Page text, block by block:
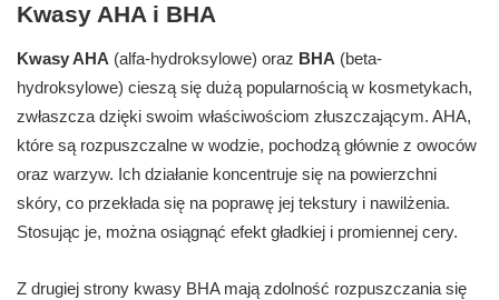
Kwasy AHA i BHA
Kwasy AHA (alfa-hydroksylowe) oraz BHA (beta-
hydroksylowe) cieszą się dużą popularnością w kosmetykach,
zwłaszcza dzięki swoim właściwościom złuszczającym. AHA,
które są rozpuszczalne w wodzie, pochodzą głównie z owoców
oraz warzyw. Ich działanie koncentruje się na powierzchni
skóry, co przekłada się na poprawę jej tekstury i nawilżenia.
Stosując je, można osiągnąć efekt gładkiej i promiennej cery.
Z drugiej strony kwasy BHA mają zdolność rozpuszczania się